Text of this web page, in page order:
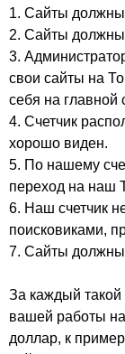
1. Сайты
2. Сайты
3.
свои сайты на
себя на главной
4. Счетчик
хорошо виден.
5. По нашему
переход на наш
6. Наш счетчик
поисковиками,
7. Сайты должны
За каждый такой
вашей работы на
доллар, к